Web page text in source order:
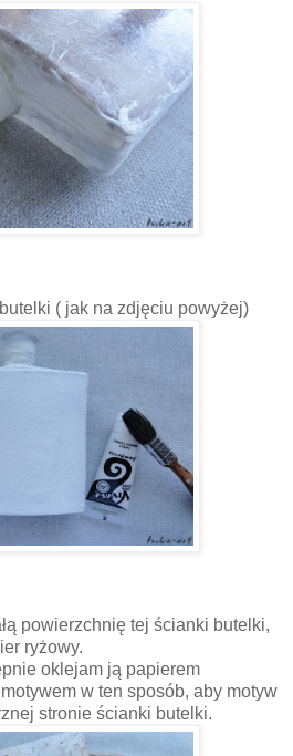
( jak na zdjęciu powyżej)
powierzchnię tej ścianki butelki,
ryżowy.
oklejam ją papierem
w ten sposób, aby motyw
stronie ścianki butelki.